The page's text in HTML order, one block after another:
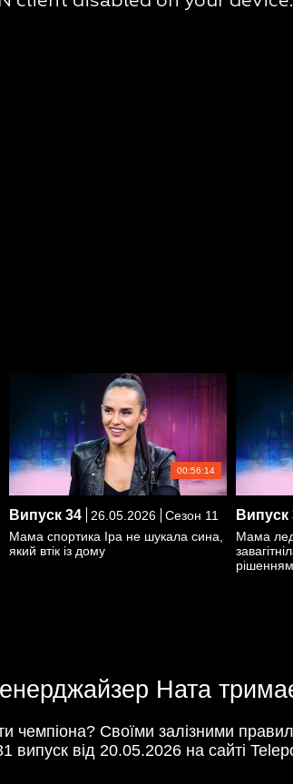
00:56:14
Випуск 34 26.05.2026
Сезон 11
Мама спортика Іра не шукала сина,
який втік із дому
Випуск
Мама
Ната
чемпіона? Своїми залізними
випуск від 20.05.2026 на сайті